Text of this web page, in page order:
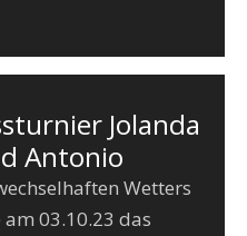
Jolanda
Antonio
Wetters
am 03.10.23 das